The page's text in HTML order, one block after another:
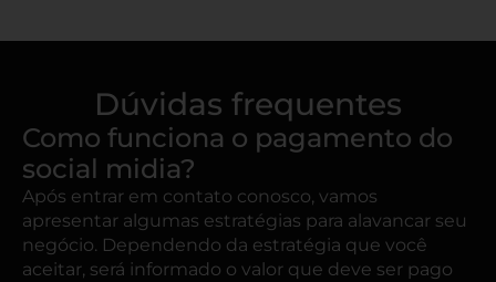
Dúvidas frequentes
Como funciona o pagamento do
social midia?
Após entrar em contato conosco, vamos
apresentar algumas estratégias para alavancar seu
negócio. Dependendo da estratégia que você
aceitar, será informado o valor que deve ser pago